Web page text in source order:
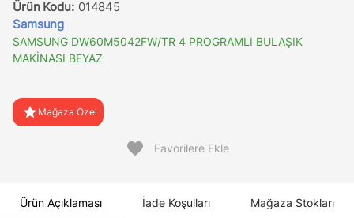
Ürün Kodu: 014845
Samsung
SAMSUNG DW60M5042FW/TR 4 PROGRAMLI BULAŞIK
MAKİNASI BEYAZ
star Mağaza Özel
favorite Favorilere Ekle
Ürün Açıklaması İade Koşulları Mağaza Stokları